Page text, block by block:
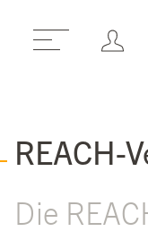
REACH-
Die